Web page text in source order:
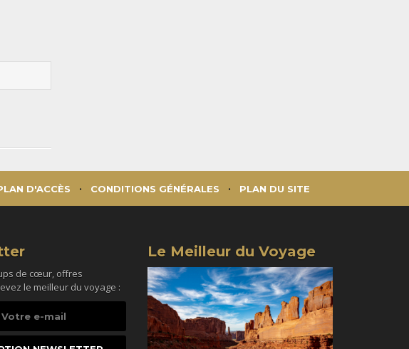
D'ACCÈS CONDITIONS GÉNÉRALES PLAN DU SITE
de cœur, offres
le meilleur du voyage :
Le Meilleur du Voyage